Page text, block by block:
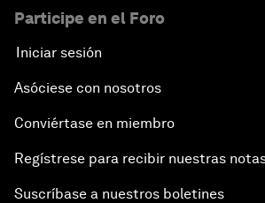
Participe en el Foro
Iniciar sesión
Asóciese con nosotros
Conviértase en miembro
Regístrese para recibir nuestras
Suscríbase a nuestros boletines